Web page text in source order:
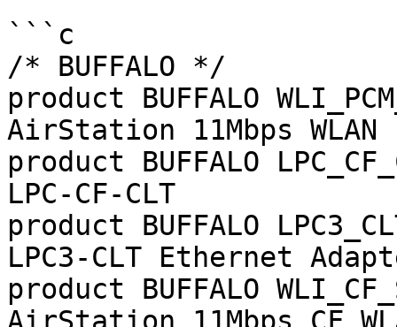
```c
/* BUFFALO */
product BUFFALO WLI_PCM_S11	0x0305
AirStation 11Mbps WLAN
product BUFFALO LPC_CF_CLT	0x0307
LPC-CF-CLT
product	BUFFALO	LPC3_CLT	0x030a	BUFFALO
LPC3-CLT Ethernet
product BUFFALO WLI_CF_S11G	0x030b